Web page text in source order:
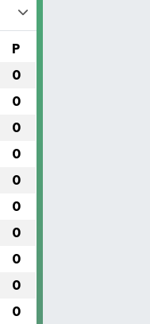
P
0
0
0
0
0
0
0
0
0
0